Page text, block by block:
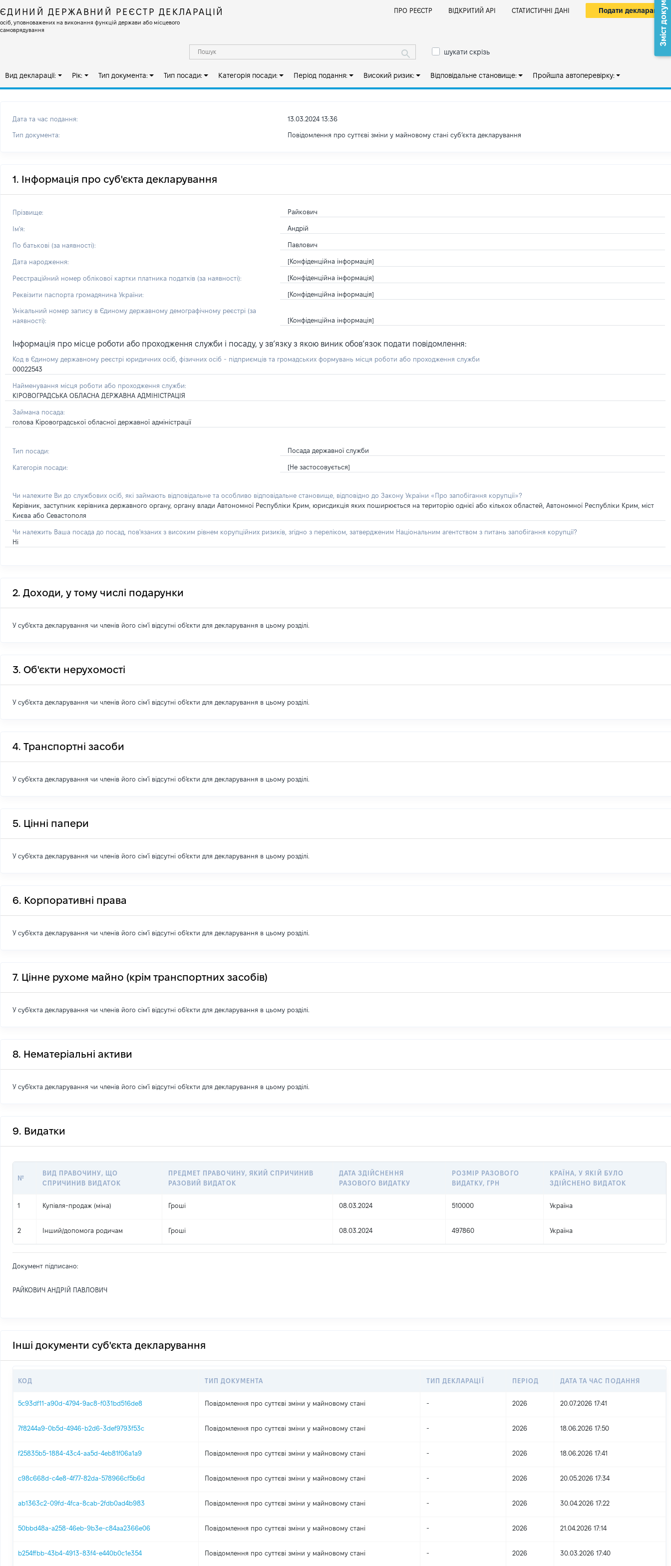
ЄДИНИЙ ДЕРЖАВНИЙ РЕЄСТР ДЕКЛАРАЦІЙ
осіб, уповноважених на виконання функцій держави або місцевого
самоврядування
ПРО РЕЄСТР ВІДКРИТИЙ АРІ СТАТИСТИЧНІ ДАНІ Подати декларацію
шукати скрізь
Вид декларації: Рік: Тип документа: Тип посади: Категорія посади: Період подання: Високий ризик: Відповідальне становище: Пройшла автоперевірку:
Дата та час подання: 13.03.2024 13:36
Тип документа: Повідомлення про суттєві зміни у майновому стані субʼєкта декларування
1. Інформація про суб'єкта декларування
Прізвище: Райкович
Ім'я: Андрій
По батькові (за наявності): Павлович
Дата народження: [Конфіденційна інформація]
Реєстраційний номер облікової картки платника податків (за наявності): [Конфіденційна інформація]
Реквізити паспорта громадянина України: [Конфіденційна інформація]
Унікальний номер запису в Єдиному державному демографічному реєстрі (за
наявності):
[Конфіденційна інформація]
Інформація про місце роботи або проходження служби і посаду, у зв’язку з якою виник обов’язок подати повідомлення:
Код в Єдиному державному реєстрі юридичних осіб, фізичних осіб - підприємців та громадських формувань місця роботи або проходження служби
00022543
Найменування місця роботи або проходження служби:
КІРОВОГРАДСЬКА ОБЛАСНА ДЕРЖАВНА АДМІНІСТРАЦІЯ
Займана посада:
голова Кіровоградської обласної державної адміністрації
Тип посади: Посада державної служби
Категорія посади: [Не застосовується]
Чи належите Ви до службових осіб, які займають відповідальне та особливо відповідальне становище, відповідно до Закону України «Про запобігання корупції»?
Керівник, заступник керівника державного органу, органу влади Автономної Республіки Крим, юрисдикція яких поширюється на територію однієї або кількох областей, Автономної Республіки Крим, міст
Києва або Севастополя
Чи належить Ваша посада до посад, пов'язаних з високим рівнем корупційних ризиків, згідно з переліком, затвердженим Національним агентством з питань запобігання корупції?
Ні
2. Доходи, у тому числі подарунки
У суб'єкта декларування чи членів його сім'ї відсутні об'єкти для декларування в цьому розділі.
3. Об'єкти нерухомості
У суб'єкта декларування чи членів його сім'ї відсутні об'єкти для декларування в цьому розділі.
4. Транспортні засоби
У суб'єкта декларування чи членів його сім'ї відсутні об'єкти для декларування в цьому розділі.
5. Цінні папери
У суб'єкта декларування чи членів його сім'ї відсутні об'єкти для декларування в цьому розділі.
6. Корпоративні права
У суб'єкта декларування чи членів його сім'ї відсутні об'єкти для декларування в цьому розділі.
7. Цінне рухоме майно (крім транспортних засобів)
У суб'єкта декларування чи членів його сім'ї відсутні об'єкти для декларування в цьому розділі.
8. Нематеріальні активи
У суб'єкта декларування чи членів його сім'ї відсутні об'єкти для декларування в цьому розділі.
9. Видатки
№
ВИД ПРАВОЧИНУ, ЩО
СПРИЧИНИВ ВИДАТОК
ПРЕДМЕТ ПРАВОЧИНУ, ЯКИЙ СПРИЧИНИВ
РАЗОВИЙ ВИДАТОК
ДАТА ЗДІЙСНЕННЯ
РАЗОВОГО ВИДАТКУ
РОЗМІР РАЗОВОГО
ВИДАТКУ, ГРН
КРАЇНА, У ЯКІЙ БУЛО
ЗДІЙСНЕНО ВИДАТОК
1 Купівля-продаж (міна) Гроші 08.03.2024 510000 Україна
2 Інший/допомога родичам Гроші 08.03.2024 497860 Україна
Документ підписано:
РАЙКОВИЧ АНДРІЙ ПАВЛОВИЧ
Зміст документа
Інші документи суб'єкта декларування
КОД ТИП ДОКУМЕНТА ТИП ДЕКЛАРАЦІЇ ПЕРІОД ДАТА ТА ЧАС ПОДАННЯ
5c93df11-a90d-4794-9ac8-f031bd516de8 Повідомлення про суттєві зміни y майновому стані - 2026 20.07.2026 17:41
7f8244a9-0b5d-4946-b2d6-3def9793f53c Повідомлення про суттєві зміни y майновому стані - 2026 18.06.2026 17:50
f25835b5-1884-43c4-aa5d-4eb81f06a1a9 Повідомлення про суттєві зміни y майновому стані - 2026 18.06.2026 17:41
c98c668d-c4e8-4f77-82da-578966cf5b6d Повідомлення про суттєві зміни y майновому стані - 2026 20.05.2026 17:34
ab1363c2-09fd-4fca-8cab-2fdb0ad4b983 Повідомлення про суттєві зміни y майновому стані - 2026 30.04.2026 17:22
50bbd48a-a258-46eb-9b3e-c84aa2366e06 Повідомлення про суттєві зміни y майновому стані - 2026 21.04.2026 17:14
b254ffbb-43b4-4913-83f4-e440b0c1e354 Повідомлення про суттєві зміни y майновому стані - 2026 30.03.2026 17:40